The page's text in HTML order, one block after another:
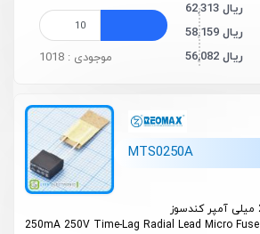
62,313 ریال
58,159 ریال
56,082 ریال موجودی : 1018
MTS0250A
250mA 250V Time-Lag Radial Lead Micro Fuse